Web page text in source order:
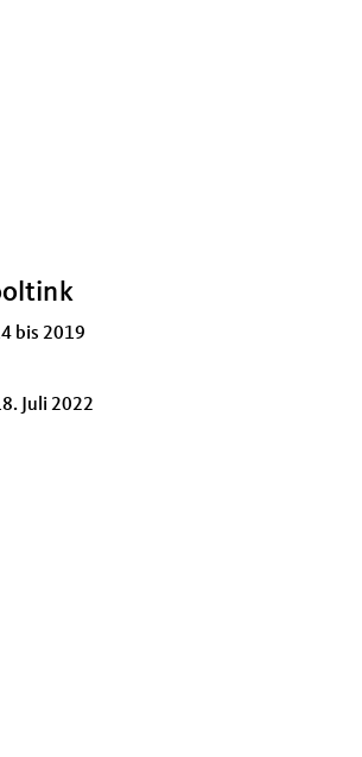
bis 2019
Juli 2022